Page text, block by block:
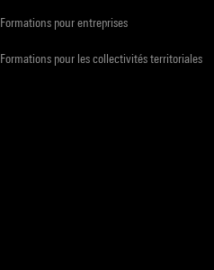
Formations pour entreprises
Formations pour les collectivités territoriales